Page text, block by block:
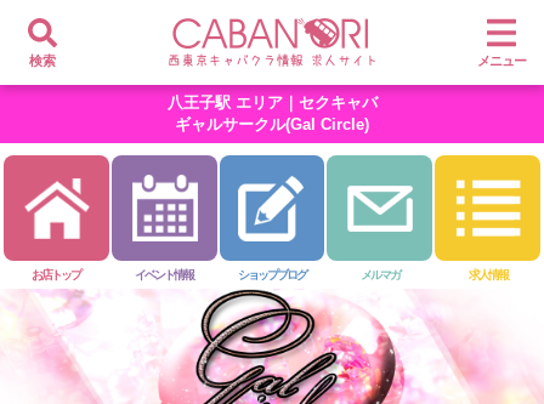
検索 メニュー
八王子駅 エリア｜セクキャバ
ギャルサークル(Gal Circle)
お店トップ イベント情報 ショップブログ メルマガ 求人情報